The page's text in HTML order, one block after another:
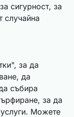
сигурност, за
случайна
за да
да
събира
за да
Можете